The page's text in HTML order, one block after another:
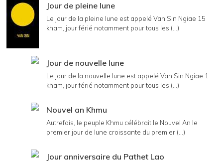
Jour de pleine lune
Le jour de la pleine lune est appelé Van Sin Ngiae 15
kham, jour férié notamment pour tous les (...)
Jour de nouvelle lune
Le jour de la nouvelle lune est appelé Van Sin Ngiae 1
kham, jour férié notamment pour tous les (...)
Nouvel an Khmu
Autrefois, le peuple Khmu célébrait le Nouvel An le
premier jour de lune croissante du premier (...)
Jour anniversaire du Pathet Lao